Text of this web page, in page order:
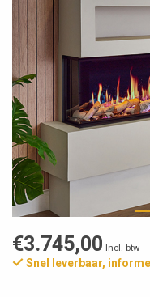
€3.745,00 Incl. btw
Snel leverbaar,